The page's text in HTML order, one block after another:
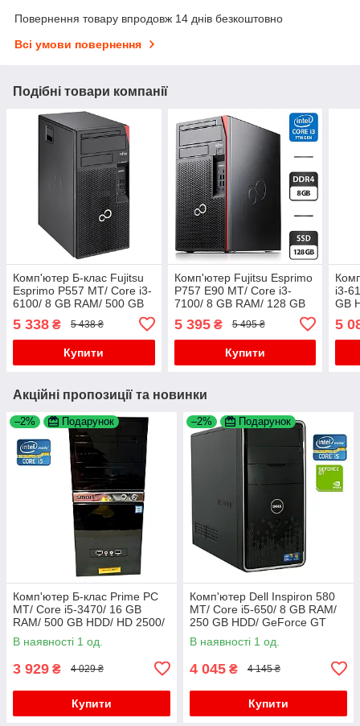
Повернення товару впродовж 14 днів безкоштовно
Всі умови повернення
Подібні товари компанії
Комп'ютер Б-клас Fujitsu
Esprimo P557 MT/ Core i3-
6100/ 8 GB RAM/ 500 GB
5 338 ₴ 5 438 ₴
Купити
Комп'ютер Fujitsu Esprimo
P757 E90 MT/ Core i3-
7100/ 8 GB RAM/ 128 GB
5 395₴ 5 495 ₴
Купити
i3-
GB
5
Акційні пропозиції та новинки
–2% Подарунок
Комп'ютер Б-клас Prime PC
MT/ Core i5-3470/ 16 GB
RAM/ 500 GB HDD/ HD 2500/
350W
В наявності 1 од.
3 929 ₴ 4 029 ₴
Купити
–2% Подарунок
Комп'ютер Dell Inspiron 580
MT/ Core i5-650/ 8 GB RAM/
250 GB HDD/ GeForce GT
420 1GB
В наявності 1 од.
4 045 ₴ 4 145 ₴
Купити